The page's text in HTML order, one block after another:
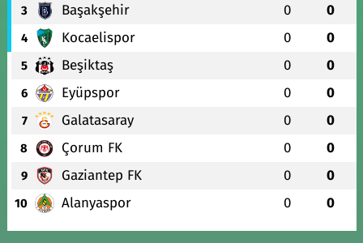
3 Başakşehir 0 0
4 Kocaelispor 0 0
5 Beşiktaş 0 0
6 Eyüpspor 0 0
7 Galatasaray 0 0
8 Çorum FK 0 0
9 Gaziantep FK 0 0
10 Alanyaspor 0 0